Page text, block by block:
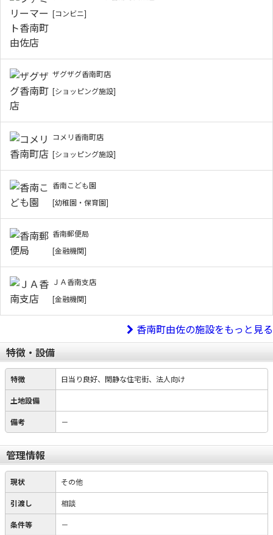
[コンビニ]
ザグザグ香南町店
[ショッピング施設]
コメリ香南町店
[ショッピング施設]
香南こども園
[幼稚園・保育園]
香南郵便局
[金融機関]
ＪＡ香南支店
[金融機関]
香南町由佐の施設をもっと見る
特徴・設備
特徴 日当り良好、閑静な住宅街、法人向け
土地設備
備考 －
管理情報
現状 その他
引渡し 相談
条件等 －